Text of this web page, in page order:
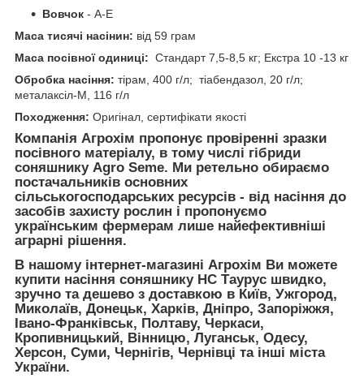
Вовчок - A-Е
Маса тисячі насінин: від 59 грам
Маса посівної одиниці: Стандарт 7,5-8,5 кг; Екстра 10 -13 кг
Обробка насіння: тірам, 400 г/л; тіабендазол, 20 г/л;
металаксіл-М, 116 г/л
Походження: Оригінал, сертифікати якості
Компанія Агрохім пропонує провіренні зразки
посівного матеріалу, в тому числі гібриди
соняшнику Agro Seme. Ми ретельно обираємо
постачальників основних
сільськогосподарських ресурсів - від насіння до
засобів захисту рослин і пропонуємо
українським фермерам лише найефективніші
аграрні рішення.
В нашому інтернет-магазині Агрохім Ви можете
купити насіння соняшнику НС Таурус швидко,
зручно та дешево з доставкою в Київ, Ужгород,
Миколаїв, Донецьк, Харків, Дніпро, Запоріжжя,
Івано-Франківськ, Полтаву, Черкаси,
Кропивницький, Вінницю, Луганськ, Одесу,
Херсон, Суми, Чернігів, Чернівці та інші міста
України.